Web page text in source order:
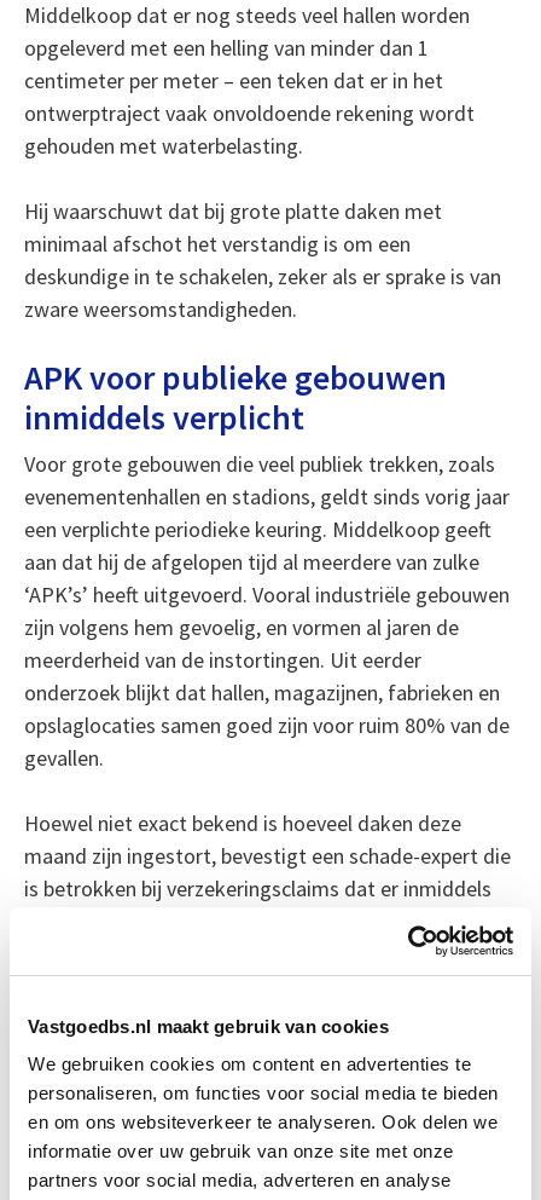
Vastgoedbs.nl maakt gebruik van cookies
We gebruiken cookies om content en advertenties te
personaliseren, om functies voor social media te bieden
en om ons websiteverkeer te analyseren. Ook delen we
informatie over uw gebruik van onze site met onze
partners voor social media, adverteren en analyse
Middelkoop dat er nog steeds veel hallen worden
opgeleverd met een helling van minder dan 1
centimeter per meter – een teken dat er in het
ontwerptraject vaak onvoldoende rekening wordt
gehouden met waterbelasting.
Hij waarschuwt dat bij grote platte daken met
minimaal afschot het verstandig is om een
deskundige in te schakelen, zeker als er sprake is van
zware weersomstandigheden.
APK voor publieke gebouwen
inmiddels verplicht
Voor grote gebouwen die veel publiek trekken, zoals
evenementenhallen en stadions, geldt sinds vorig jaar
een verplichte periodieke keuring. Middelkoop geeft
aan dat hij de afgelopen tijd al meerdere van zulke
‘APK’s’ heeft uitgevoerd. Vooral industriële gebouwen
zijn volgens hem gevoelig, en vormen al jaren de
meerderheid van de instortingen. Uit eerder
onderzoek blijkt dat hallen, magazijnen, fabrieken en
opslaglocaties samen goed zijn voor ruim 80% van de
gevallen.
Hoewel niet exact bekend is hoeveel daken deze
maand zijn ingestort, bevestigt een schade-expert die
is betrokken bij verzekeringsclaims dat er inmiddels
acht zaken lopen in verband met schade door sneeuw.
Boeiend verhaal? Duik dan eens
in deze opleidingen:
Onderhoudskundig Inspecteur
NEN 2767
Start Direct
starten